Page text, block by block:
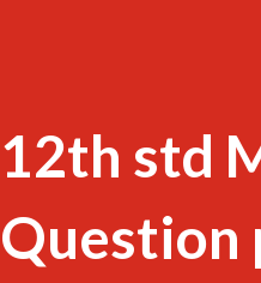
12th std
Question